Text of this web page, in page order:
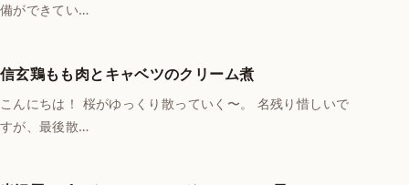
備ができてい…
信玄鶏もも肉とキャベツのクリーム煮
こんにちは！ 桜がゆっくり散っていく〜。 名残り惜しいで
すが、最後散…